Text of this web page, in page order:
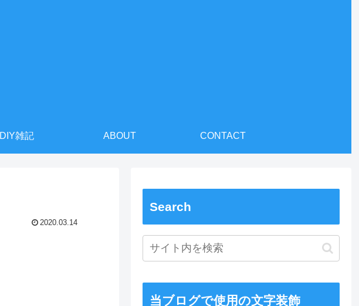
DIY雑記 ABOUT CONTACT
2020.03.14
Search
当ブログで使用の文字装飾